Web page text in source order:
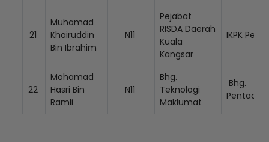
21
Muhamad
Khairuddin
Bin Ibrahim
N11
Pejabat
RISDA Daerah
Kuala
Kangsar
IKPK
22
Mohamad
Hasri Bin
Ramli
N11
Bhg.
Teknologi
Maklumat
Bhg.